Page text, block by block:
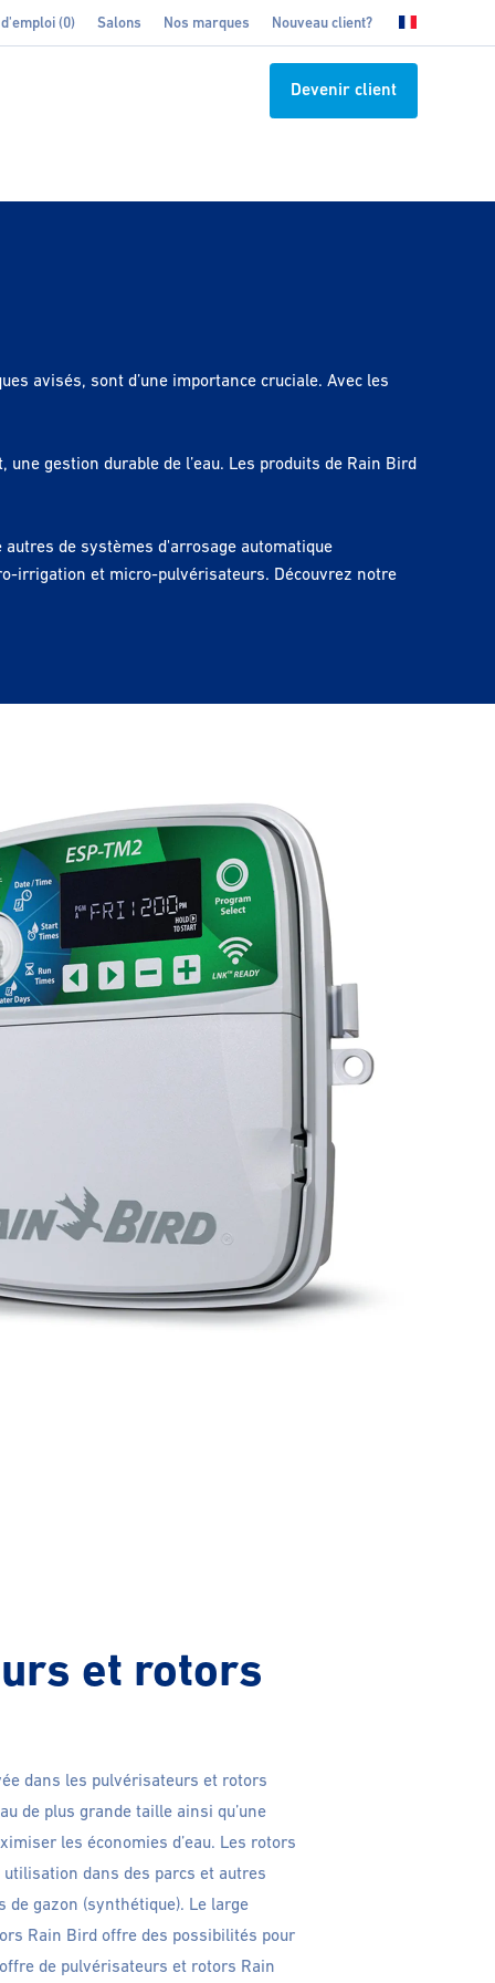
(0) Salons Nos marques Nouveau client?
Devenir client
avisés, sont d’une importance cruciale. Avec les
gestion durable de l’eau. Les produits de Rain Bird
de systèmes d'arrosage automatique
irrigation et micro-pulvérisateurs. Découvrez notre
et rotors
dans les pulvérisateurs et rotors
de plus grande taille ainsi qu’une
les économies d’eau. Les rotors
dans des parcs et autres
de gazon (synthétique). Le large
Rain Bird offre des possibilités pour
de pulvérisateurs et rotors Rain